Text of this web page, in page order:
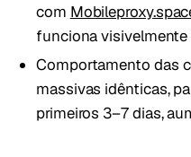
com
funciona visivelmente
Comportamento das
massivas idênticas,
primeiros 3–7 dias,